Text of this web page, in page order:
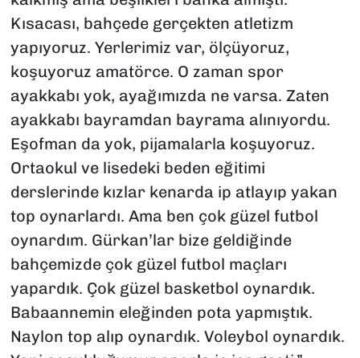
Kısacası, bahçede gerçekten atletizm
yapıyoruz. Yerlerimiz var, ölçüyoruz,
koşuyoruz amatörce. O zaman spor
ayakkabı yok, ayağımızda ne varsa. Zaten
ayakkabı bayramdan bayrama alınıyordu.
Eşofman da yok, pijamalarla koşuyoruz.
Ortaokul ve lisedeki beden eğitimi
derslerinde kızlar kenarda ip atlayıp yakan
top oynarlardı. Ama ben çok güzel futbol
oynardım. Gürkan’lar bize geldiğinde
bahçemizde çok güzel futbol maçları
yapardık. Çok güzel basketbol oynardık.
Babaannemin eleğinden pota yapmıştık.
Naylon top alıp oynardık. Voleybol oynardık.